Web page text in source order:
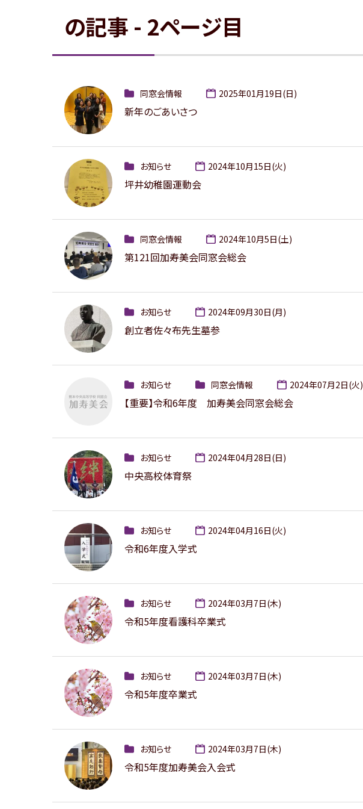
の記事 - 2ページ目
同窓会情報 2025年01月19日(日)
新年のごあいさつ
お知らせ 2024年10月15日(火)
坪井幼稚園運動会
同窓会情報 2024年10月5日(土)
第121回加寿美会同窓会総会
お知らせ 2024年09月30日(月)
創立者佐々布先生墓参
お知らせ 同窓会情報 2024年07月2日(火)
【重要】令和6年度 加寿美会同窓会総会
お知らせ 2024年04月28日(日)
中央高校体育祭
お知らせ 2024年04月16日(火)
令和6年度入学式
お知らせ 2024年03月7日(木)
令和5年度看護科卒業式
お知らせ 2024年03月7日(木)
令和5年度卒業式
お知らせ 2024年03月7日(木)
令和5年度加寿美会入会式